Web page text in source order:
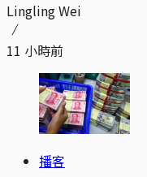
Lingling Wei
11 小時前
播客